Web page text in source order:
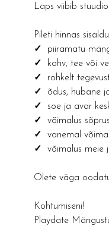
Laps viibib
Pileti hinnas
✓
piiramatu
✓ kohv, tee või
✓ rohkelt
✓ õdus, hubane
✓ soe ja avar
✓ võimalus
✓ vanemal
✓ võimalus meie
Olete väga
Kohtumiseni!
Playdate